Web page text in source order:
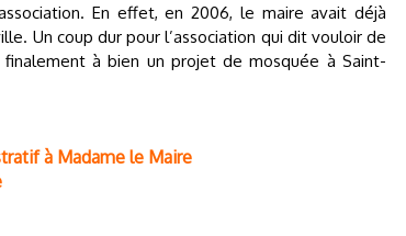
En effet, en 2006, le maire avait déjà
Un coup dur pour l’association qui dit vouloir de
à bien un projet de mosquée à Saint-
à Madame le Maire